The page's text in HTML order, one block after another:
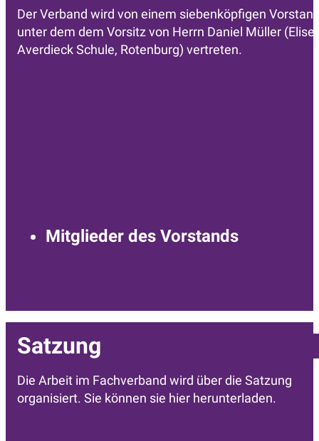
Mitglieder des Vorstands
Der Verband wird von einem siebenköpfigen
unter dem dem Vorsitz von Herrn Daniel Müller (Elise
Averdieck Schule, Rotenburg) vertreten.
Satzung
Die Arbeit im Fachverband wird über die Satzung
organisiert. Sie können sie hier herunterladen.